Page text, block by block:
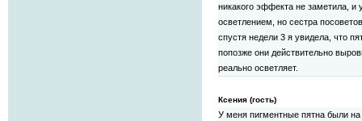
никакого эффекта не заметила, и
осветлением, но сестра
спустя недели 3 я увидела, что
попозже они действительно
реально осветляет.
Ксения (гость)
У меня пигментные пятна были